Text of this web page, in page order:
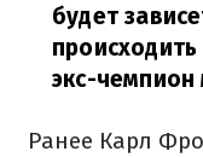
будет
экс-чемпион
Ранее Карл